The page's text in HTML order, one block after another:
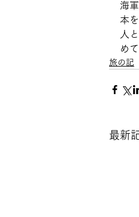
海
本
人
め
旅の記
最新